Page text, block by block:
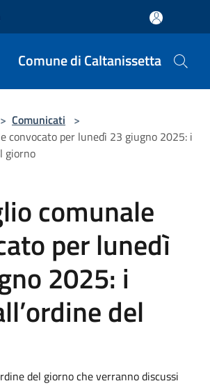
Comune di Caltanissetta
> Comunicati >
convocato per lunedì 23 giugno 2025: i
giorno
comunale
per lunedì
2025: i
del
del giorno che verranno discussi